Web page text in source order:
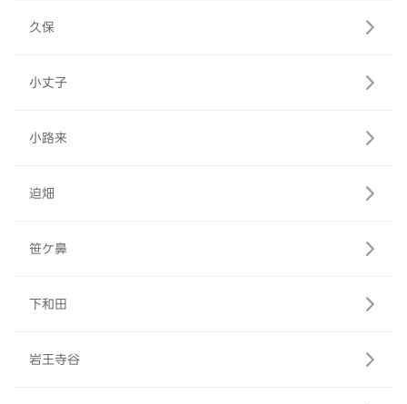
久保
小丈子
小路来
迫畑
笹ケ鼻
下和田
岩王寺谷